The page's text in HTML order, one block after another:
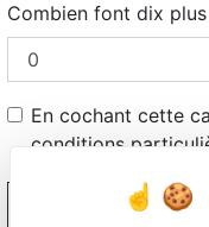
Combien font dix
En cochant cette
conditions